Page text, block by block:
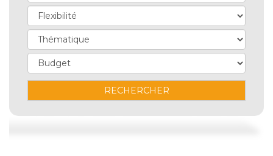
RECHERCHER